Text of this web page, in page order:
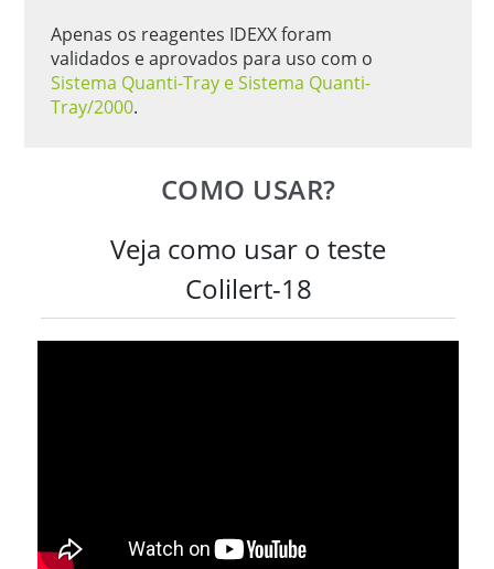
Apenas os reagentes IDEXX foram
validados e aprovados para uso com o
Sistema Quanti-Tray e Sistema Quanti-
Tray/2000.
COMO USAR?
Veja como usar o teste
Colilert-18